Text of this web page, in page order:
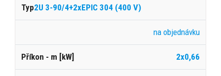
2U 3-90/4+2xEPIC 304 (400 V)
na objednávku
2x0,66